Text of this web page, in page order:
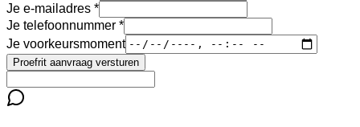
Je e-mailadres
Je telefoonnummer
Je voorkeursmoment
Proefrit aanvraag versturen